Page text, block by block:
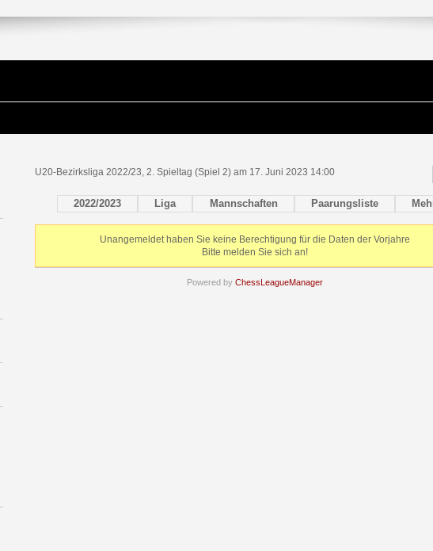
U20-Bezirksliga 2022/23, 2. Spieltag (Spiel 2) am 17. Juni 2023 14:00
2022/2023 Liga Mannschaften Paarungsliste
Unangemeldet haben Sie keine Berechtigung für die Daten der Vorjahre
Bitte melden Sie sich an!
Powered by ChessLeagueManager